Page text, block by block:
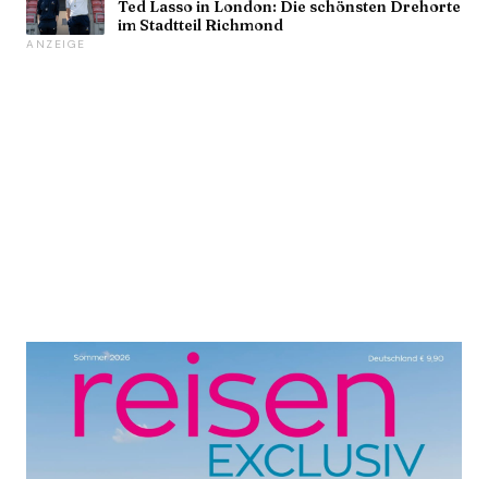
Ted Lasso in London: Die schönsten Drehorte
im Stadtteil Richmond
ANZEIGE